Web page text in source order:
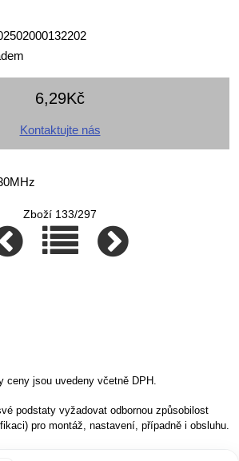
6,29Kč
Kontaktujte nás
Zboží 133/297
ceny jsou uvedeny včetně DPH.
podstaty vyžadovat odbornou způsobilost
pro montáž, nastavení, případně i obsluhu.